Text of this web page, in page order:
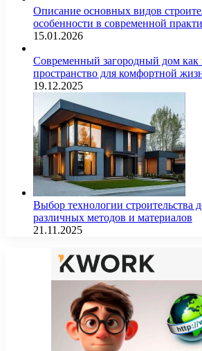
Описание основных видов
особенности в современной
15.01.2026
Современный загородный дом как
пространство для комфортной
19.12.2025
Выбор технологии
различных методов и материалов
21.11.2025